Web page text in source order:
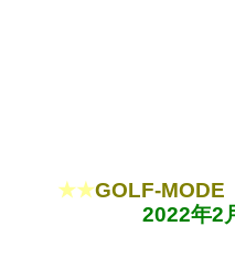
★★GOLF-MODE
2022年2